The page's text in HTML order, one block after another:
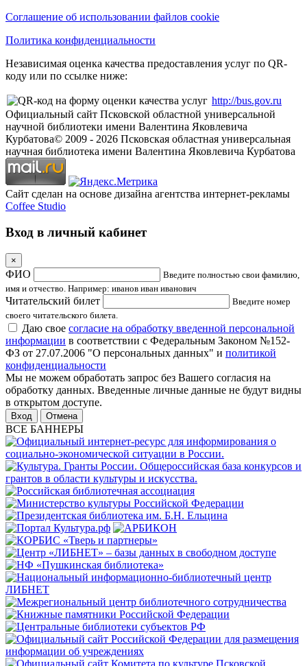
Соглашение об использовании файлов cookie
Политика конфиденциальности
Независимая оценка качества предоставления услуг по QR-
коду или по ссылке ниже:
http://bus.gov.ru
Официальный сайт Псковской областной универсальной
научной библиотеки имени Валентина Яковлевича
Курбатова© 2009 - 2026 Псковская областная универсальная
научная библиотека имени Валентина Яковлевича Курбатова
Сайт сделан на основе дизайна агентства интернет-рекламы
Coffee Studio
Вход в личный кабинет
×
ФИО
Введите полностью свои фамилию,
имя и отчество. Например: иванов иван иванович
Читательский билет
Введите номер
своего читательского билета.
Даю свое согласие на обработку введенной персональной
информации в соответствии с Федеральным Законом №152-
ФЗ от 27.07.2006 "О персональных данных" и политикой
конфиденциальности
Мы не можем обработать запрос без Вашего согласия на
обработку данных. Введенные личные данные не будут видны
в открытом доступе.
Отмена
ВСЕ БАННЕРЫ